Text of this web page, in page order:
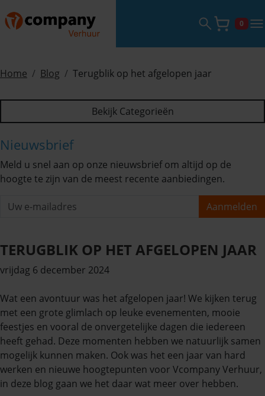
Zoekveld0
Home Blog Terugblik op het afgelopen jaar
Bekijk Categorieën
Nieuwsbrief
Meld u snel aan op onze nieuwsbrief om altijd op de
hoogte te zijn van de meest recente aanbiedingen.
Aanmelden
TERUGBLIK OP HET AFGELOPEN JAAR
vrijdag 6 december 2024
Wat een avontuur was het afgelopen jaar! We kijken terug
met een grote glimlach op leuke evenementen, mooie
feestjes en vooral de onvergetelijke dagen die iedereen
heeft gehad. Deze momenten hebben we natuurlijk samen
mogelijk kunnen maken. Ook was het een jaar van hard
werken en nieuwe hoogtepunten voor Vcompany Verhuur,
in deze blog gaan we het daar wat meer over hebben.